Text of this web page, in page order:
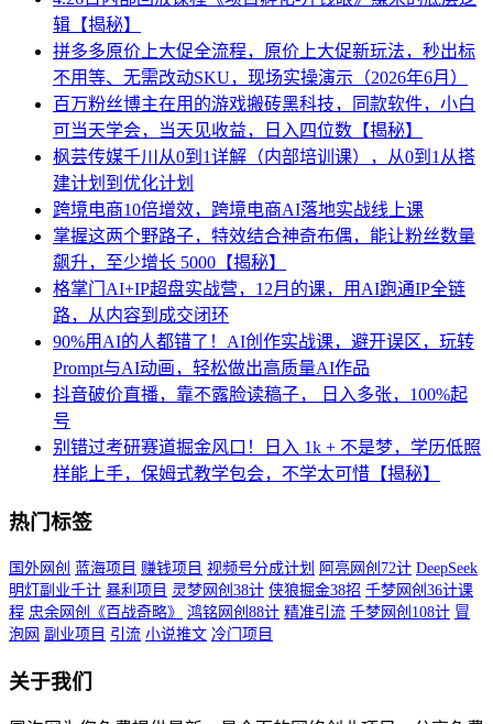
辑【揭秘】
拼多多原价上大促全流程，原价上大促新玩法，秒出标
不用等、无需改动SKU，现场实操演示（2026年6月）
百万粉丝博主在用的游戏搬砖黑科技，同款软件，小白
可当天学会，当天见收益，日入四位数【揭秘】
枫芸传媒千川从0到1详解（内部培训课），从0到1从搭
建计划到优化计划
跨境电商10倍增效，跨境电商AI落地实战线上课
掌握这两个野路子，特效结合神奇布偶，能让粉丝数量
飙升，至少增长 5000【揭秘】
格掌门AI+IP超盘实战营，12月的课，用AI跑通IP全链
路，从内容到成交闭环
90%用AI的人都错了！AI创作实战课，避开误区，玩转
Prompt与AI动画，轻松做出高质量AI作品
抖音破价直播，靠不露脸读稿子， 日入多张，100%起
号
别错过考研赛道掘金风口！日入 1k + 不是梦，学历低照
样能上手，保姆式教学包会，不学太可惜【揭秘】
热门标签
国外网创 蓝海项目 赚钱项目 视频号分成计划 阿亮网创72计 DeepSeek
明灯副业千计 暴利项目 灵梦网创38计 侠狼掘金38招 千梦网创36计课
程 忠余网创《百战奇略》 鸿铭网创88计 精准引流 千梦网创108计 冒
泡网 副业项目 引流 小说推文 冷门项目
关于我们